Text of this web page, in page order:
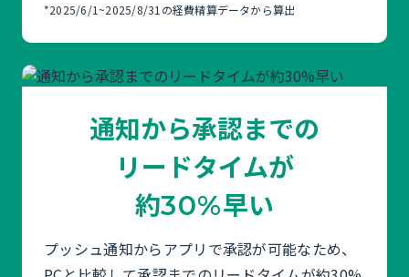
*2025/6/1~2025/8/31の経費精算データから算出
通知から承認までの
リードタイムが
約30%早い
プッシュ通知からアプリで承認が可能なため、